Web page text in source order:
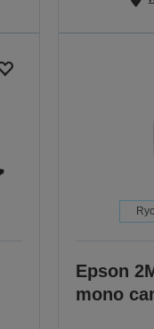
Epson
mono